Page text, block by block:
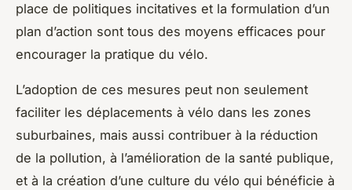
place de politiques incitatives et la formulation d’un
plan d’action sont tous des moyens efficaces pour
encourager la pratique du vélo.
L’adoption de ces mesures peut non seulement
faciliter les déplacements à vélo dans les zones
suburbaines, mais aussi contribuer à la réduction
de la pollution, à l’amélioration de la santé publique,
et à la création d’une culture du vélo qui bénéficie à